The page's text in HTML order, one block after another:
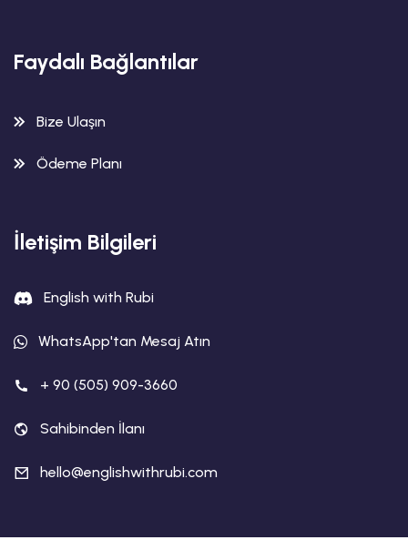
Faydalı Bağlantılar
Bize Ulaşın
Ödeme Planı
İletişim Bilgileri
English with Rubi
WhatsApp'tan Mesaj Atın
+ 90 (505) 909-3660
Sahibinden İlanı
hello@englishwithrubi.com